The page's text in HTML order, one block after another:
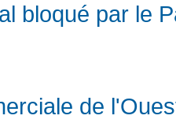
bloqué par le
de